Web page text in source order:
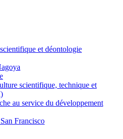
et déontologie
scientifique, technique et
au service du développement
Francisco